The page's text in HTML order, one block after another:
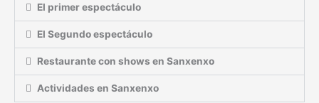
El primer espectáculo
El Segundo espectáculo
Restaurante con shows en Sanxenxo
Actividades en Sanxenxo